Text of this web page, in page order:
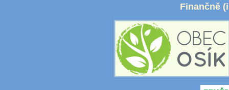
Finančně